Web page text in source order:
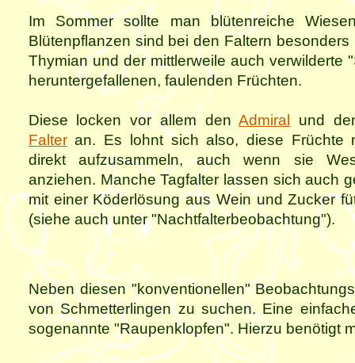
Im Sommer sollte man blütenreiche
Blütenpflanzen sind bei den Faltern
Thymian und der mittlerweile auch verwilderte
heruntergefallenen, faulenden Früchten.
Diese locken vor allem denAdmiral und
Falteran. Es lohnt sich also, diese Früchte
direkt aufzusammeln, auch wenn sie
anziehen. Manche Tagfalter lassen sich auch
mit einer Köderlösung aus Wein und Zucker
(siehe auch unter "Nachtfalterbeobachtung").
Neben diesen "konventionellen"
von Schmetterlingen zu suchen. Eine
sogenannte "Raupenklopfen". Hierzu benötigt